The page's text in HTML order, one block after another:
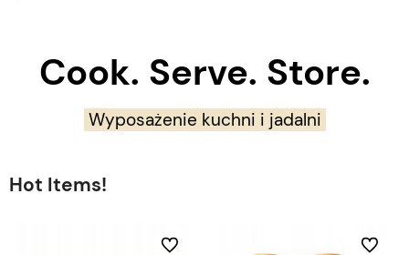
Cook. Serve. Store.
Wyposażenie kuchni i jadalni
Hot Items!
Do ulubionych Do